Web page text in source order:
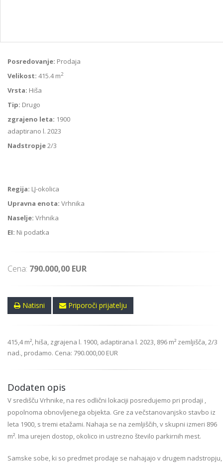
Posredovanje: Prodaja
Velikost: 415.4 m2
Vrsta: Hiša
Tip: Drugo
zgrajeno leta: 1900
adaptirano l. 2023
Nadstropje2/3
Regija: LJ-okolica
Upravna enota: Vrhnika
Naselje: Vrhnika
EI: Ni podatka
Cena: 790.000,00 EUR
Natisni Priporoči prijatelju
415,4 m², hiša, zgrajena l. 1900, adaptirana l. 2023, 896 m² zemljišča, 2/3
nad., prodamo. Cena: 790.000,00 EUR
Dodaten opis
V središču Vrhnike, na res odlični lokaciji posredujemo pri prodaji ,
popolnoma obnovljenega objekta. Gre za večstanovanjsko stavbo iz
leta 1900, s tremi etažami. Nahaja se na zemljiščih, v skupni izmeri 896
m². Ima urejen dostop, okolico in ustrezno število parkirnih mest.
Samske sobe, ki so predmet prodaje se nahajajo v drugem nadstropju,